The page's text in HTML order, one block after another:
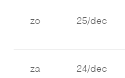
zo 25/dec
za 24/dec